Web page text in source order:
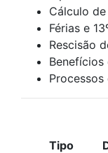
Cálculo
Férias e
Rescisão
Tipo